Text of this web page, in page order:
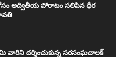
అద్వితీయ పోరాటం సలిపిన ధీర
వారిని దర్శించుకున్న సరసంఘచాలక్